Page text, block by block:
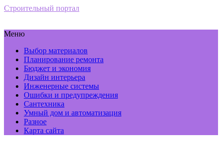
Строительный портал
Меню
Выбор материалов
Планирование ремонта
Бюджет и экономия
Дизайн интерьера
Инженерные системы
Ошибки и предупреждения
Сантехника
Умный дом и автоматизация
Разное
Карта сайта